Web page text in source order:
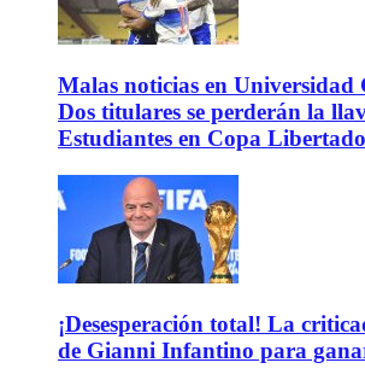
Malas noticias en Universidad
Dos titulares se perderán la
Estudiantes en Copa
¡Desesperación total! La
de Gianni Infantino para